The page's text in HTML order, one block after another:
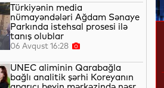
Türkiyənin media
nümayəndələri Ağdam Sənaye
Parkında istehsal prosesi ilə
tanış olublar
06 Avqust 16:28
UNEC aliminin Qarabağla
bağlı analitik şərhi Koreyanın